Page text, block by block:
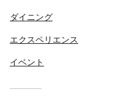
ダイニング
エクスペリエンス
イベント